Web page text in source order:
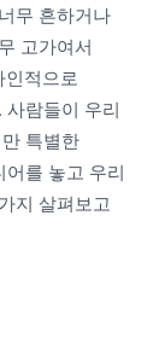
무 흔하거나
고가여서
적으로
람들이 우리
특별한
를 놓고 우리
지 살펴보고